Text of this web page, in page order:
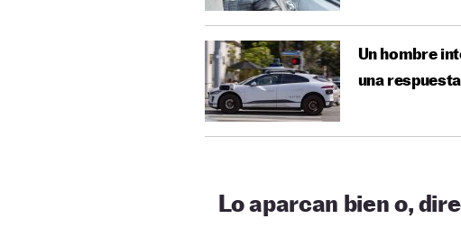
Un hombre
una
Lo aparcan bien o,